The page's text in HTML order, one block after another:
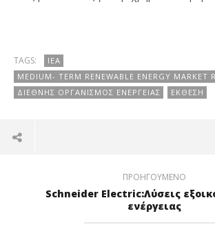
TAGS:
IEA
MEDIUM- TERM RENEWABLE ENERGY MARKET
ΔΙΕΘΝΉΣ ΟΡΓΑΝΙΣΜΌΣ ΕΝΈΡΓΕΙΑΣ
ΈΚΘΕΣΗ
ΠΡΟΗΓΟΎΜΕΝΟ
Schneider Electric:Λύσεις
ενέργειας